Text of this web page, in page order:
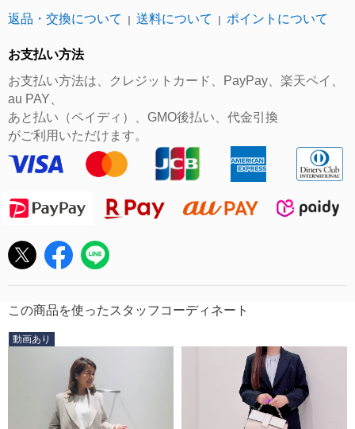
返品・交換について
｜ 送料について ｜ ポイントについて
お支払い方法
お支払い方法は、クレジットカード、PayPay、楽天ペイ、
au PAY、
あと払い（ペイディ）、GMO後払い、代金引換
がご利用いただけます。
この商品を使ったスタッフコーディネート
動画あり